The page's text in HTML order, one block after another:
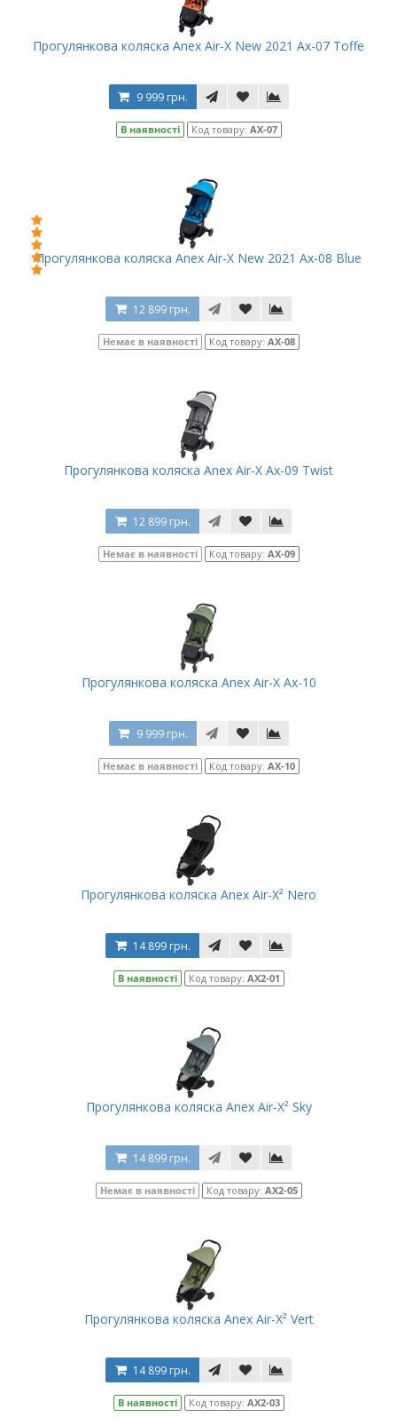
Прогулянкова коляска Anex Air-X New 2021 Ax-07 Toffe
9 999 грн.
В наявності Код товару: AX-07
Прогулянкова коляска Anex Air-X New 2021 Ax-08 Blue
12 899 грн.
Немає в наявності Код товару: AX-08
Прогулянкова коляска Anex Air-X Ax-09 Twist
12 899 грн.
Немає в наявності Код товару: AX-09
Прогулянкова коляска Anex Air-X Ax-10
9 999 грн.
Немає в наявності Код товару: AX-10
Прогулянкова коляска Anex Air-X² Nero
14 899 грн.
В наявності Код товару: AX2-01
Прогулянкова коляска Anex Air-X² Sky
14 899 грн.
Немає в наявності Код товару: AX2-05
Прогулянкова коляска Anex Air-X² Vert
14 899 грн.
В наявності Код товару: AX2-03